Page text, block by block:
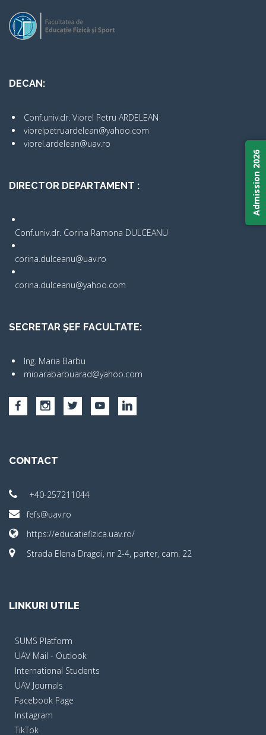
DECAN:
Conf.univ.dr. Viorel Petru ARDELEAN
viorelpetruardelean@yahoo.com
viorel.ardelean@uav.ro
DIRECTOR DEPARTAMENT :
Conf.univ.dr. Corina Ramona DULCEANU
corina.dulceanu@uav.ro
corina.dulceanu@yahoo.com
SECRETAR ŞEF FACULTATE:
Ing. Maria Barbu
mioarabarbuarad@yahoo.com
CONTACT
+40-257211044
fefs@uav.ro
https://educatiefizica.uav.ro/
Strada Elena Dragoi, nr 2-4, parter, cam. 22
LINKURI UTILE
SUMS Platform
UAV Mail - Outlook
International Students
UAV Journals
Facebook Page
Instagram
TikTok
Admission 2026